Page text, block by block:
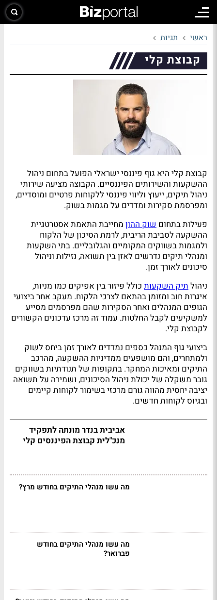
ראשי תגיות
קבוצת קלי
קבוצת קלי היא גוף פיננסי ישראלי הפועל בתחום ניהול
ההשקעות והשירותים הפיננסיים. הקבוצה מציעה שירותי
ניהול תיקים, ייעוץ וליווי פיננסי ללקוחות פרטיים ומוסדיים,
ומפרסמת סקירות ומדדים על מגמות בשוק.
פעילות בתחום שוק ההון מחייבת התאמת אסטרטגיית
ההשקעה לסביבת הריבית, לרמת הסיכון של הלקוח
ולמגמות בשווקים המקומיים והגלובליים. בתי השקעות
ומנהלי תיקים נדרשים לאזן בין תשואה, נזילות וניהול
סיכונים לאורך זמן.
ניהולתיק השקעות כולל פיזור בין אפיקים כמו מניות,
איגרות חוב ומזומן בהתאם לצרכי הלקוח. מעקב אחר ביצועי
הגופים המנהלים ואחר הסקירות שהם מפרסמים מסייע
למשקיעים לקבל החלטות. עמוד זה מרכז עדכונים הקשורים
לקבוצת קלי.
ביצועי גוף המנהל כספים נמדדים לאורך זמן ביחס לשוק
ולמתחרים, והם מושפעים ממדיניות ההשקעה, מהרכב
התיקים ומאיכות המחקר. בתקופות של תנודתיות בשווקים
גובר משקלה של יכולת ניהול הסיכונים, ושמירה על תשואה
יציבה יחסית מהווה גורם מרכזי בשימור לקוחות קיימים
ובגיוס לקוחות חדשים.
אביבית בנדר מונתה לתפקיד
מנכ"לית קבוצת הפיננסים קלי
מה עשו מנהלי התיקים בחודש מרץ?
מה עשו מנהלי התיקים בחודש
פברואר?